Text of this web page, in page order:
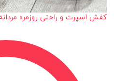
کفش اسپرت و راحتی روزمره مردانه